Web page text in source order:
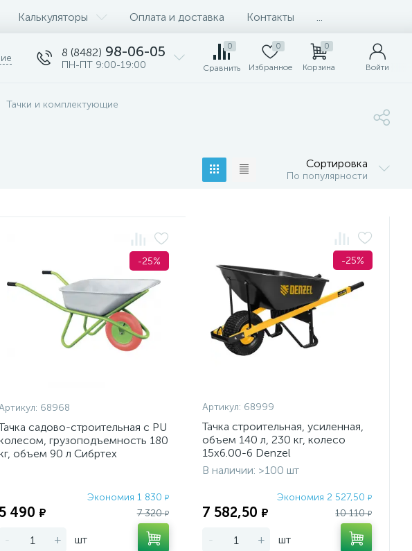
Калькуляторы Оплата и доставка Контакты
8 (8482) 98-06-05
ПН-ПТ 9:00-19:00
0
Сравнить
0
Избранное
0
Корзина Войти
Тачки и комплектующие
Сортировка
По популярности
-25%
68968
садово-строительная с PU
грузоподъемность 180
объем 90 л Сибртех
Экономия 1 830 ₽
5 490 ₽ 7 320₽
- + шт
-25%
Артикул: 68999
Тачка строительная, усиленная,
объем 140 л, 230 кг, колесо
15х6.00-6 Denzel
В наличии: >100 шт
Экономия 2 527,50₽
7 582,50 ₽ 10 110₽
- + шт